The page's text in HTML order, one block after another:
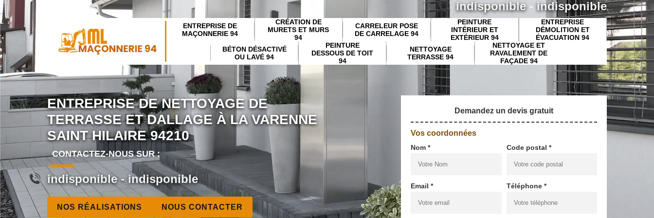
indisponible-indisponible
ENTREPRISE DE
MAÇONNERIE 94
CRÉATION DE
MURETS ET MURS
94
CARRELEUR POSE
DE CARRELAGE 94
PEINTURE
INTÉRIEUR ET
EXTÉRIEUR 94
ENTREPRISE
DÉMOLITION ET
ÉVACUATION 94
BÉTON DÉSACTIVÉ
OU LAVÉ 94
PEINTURE
DESSOUS DE TOIT
94
NETTOYAGE
TERRASSE 94
NETTOYAGE ET
RAVALEMENT DE
FAÇADE 94
ENTREPRISE DE NETTOYAGE DE
TERRASSE ET DALLAGE À LA VARENNE
SAINT HILAIRE 94210
CONTACTEZ-NOUS SUR :
indisponible-indisponible
NOS RÉALISATIONS NOUS CONTACTER
Demandez un devis gratuit
Vos coordonnées
Nom * Code postal *
Email * Téléphone *